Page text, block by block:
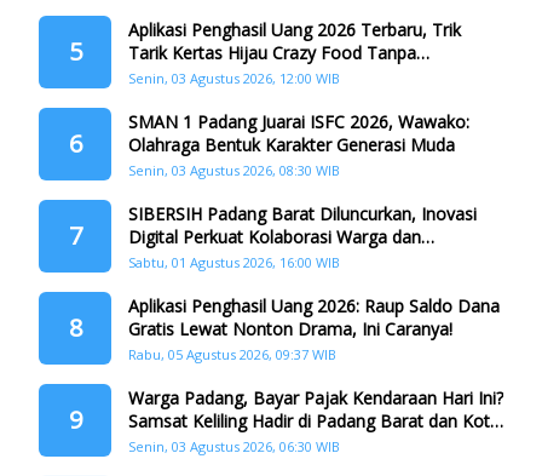
5
Aplikasi Penghasil Uang 2026 Terbaru, Trik
Tarik Kertas Hijau Crazy Food Tanpa
Penggandaan
Senin, 03 Agustus 2026, 12:00 WIB
6
SMAN 1 Padang Juarai ISFC 2026, Wawako:
Olahraga Bentuk Karakter Generasi Muda
Senin, 03 Agustus 2026, 08:30 WIB
7
SIBERSIH Padang Barat Diluncurkan, Inovasi
Digital Perkuat Kolaborasi Warga dan
Pemerintah Atasi Persampahan
Sabtu, 01 Agustus 2026, 16:00 WIB
8
Aplikasi Penghasil Uang 2026: Raup Saldo Dana
Gratis Lewat Nonton Drama, Ini Caranya!
Rabu, 05 Agustus 2026, 09:37 WIB
9
Warga Padang, Bayar Pajak Kendaraan Hari Ini?
Samsat Keliling Hadir di Padang Barat dan Koto
Tangah
Senin, 03 Agustus 2026, 06:30 WIB